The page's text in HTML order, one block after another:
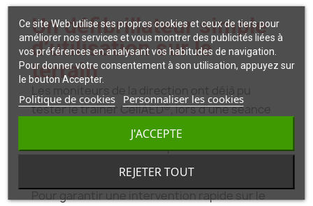
Un défibrillateur simple
d’utilisation sur le
terrain
Les moniteurs de la direction ont déjà pu
tester le trainer CellAED®, lors d’une séance
hebdomadaire de secourisme opérationnel.
Ce test a confirmé sa simplicité d’utilisation et
son efficacité en cas d’urgence.
Pour garantir une intervention rapide sur le
Ce site Web utilise ses propres cookies et ceux de tiers pour
améliorer nos services et vous montrer des publicités liées à
vos préférences en analysant vos habitudes de navigation.
Pour donner votre consentement à son utilisation, appuyez sur
le bouton Accepter.
Politique de cookies Personnaliser les cookies
REJETER TOUT
J'ACCEPTE